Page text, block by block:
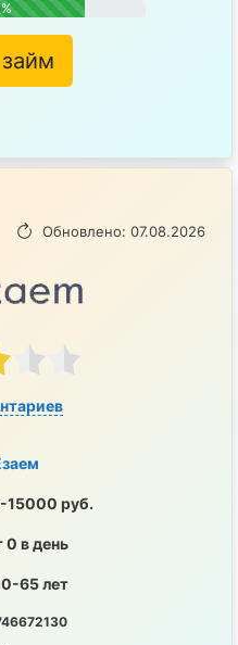
Обновлено: 07.08.2026
руб.
0 в день
65 лет